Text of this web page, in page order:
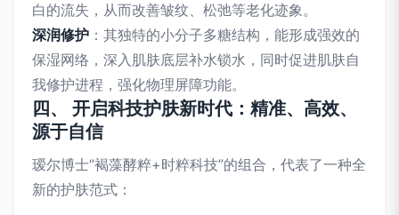
白的流失，从而改善皱纹、松弛等老化迹象。
深润修护 ：其独特的小分子多糖结构，能形成强效的
保湿网络，深入肌肤底层补水锁水，同时促进肌肤自
我修护进程，强化物理屏障功能。
四、 开启科技护肤新时代：精准、高效、
源于自信
瑷尔博士“褐藻酵粹+时粹科技”的组合，代表了一种全
新的护肤范式：